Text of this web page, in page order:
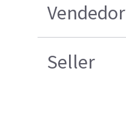
Vendedor
Seller